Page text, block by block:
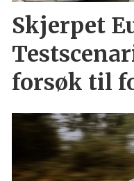
Skjerpet
forsøk til